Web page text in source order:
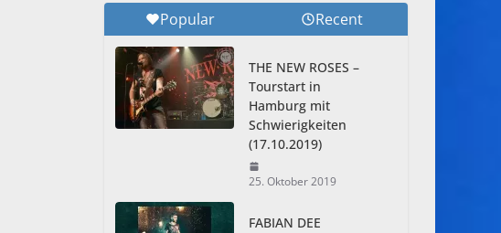
Popular Recent
THE NEW ROSES –
Tourstart in
Hamburg mit
Schwierigkeiten
(17.10.2019)
25. Oktober 2019
FABIAN DEE